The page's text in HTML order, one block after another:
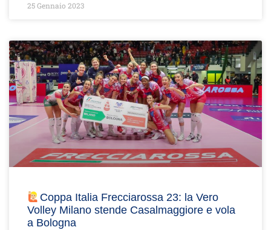
25 Gennaio 2023
Coppa Italia Frecciarossa 23: la Vero
Volley Milano stende Casalmaggiore e vola
a Bologna